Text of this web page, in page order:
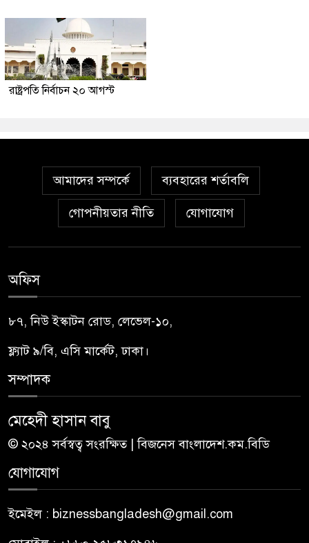
রাষ্ট্রপতি নির্বাচন ২০ আগস্ট
আমাদের সম্পর্কে ব্যবহারের শর্তাবলি
গোপনীয়তার নীতি যোগাযোগ
অফিস
৮৭, নিউ ইস্কাটন রোড, লেভেল-১০,
ফ্ল্যাট ৯/বি, এসি মার্কেট, ঢাকা।
সম্পাদক
মেহেদী হাসান বাবু
© ২০২৪ সর্বস্বত্ব সংরক্ষিত | বিজনেস বাংলাদেশ.কম.বিডি
যোগাযোগ
ইমেইল : biznessbangladesh@gmail.com